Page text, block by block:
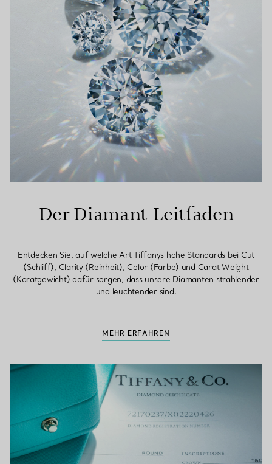
Der Diamant-Leitfaden
Entdecken Sie, auf welche Art Tiffanys hohe Standards bei Cut
(Schliff), Clarity (Reinheit), Color (Farbe) und Carat Weight
(Karatgewicht) dafür sorgen, dass unsere Diamanten strahlender
und leuchtender sind.
MEHR ERFAHREN